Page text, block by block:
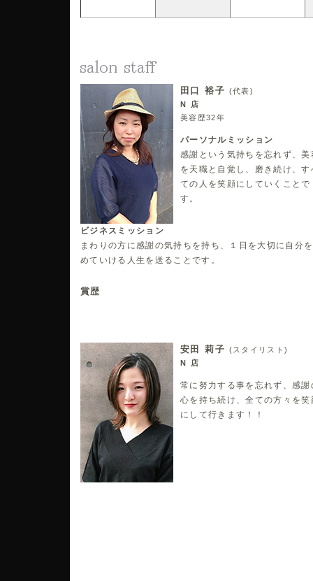
田口 裕子 (代表)
N 店
美容歴32年
パーソナルミッション
感謝という気持ちを忘れず、美
を天職と自覚し、磨き続け、す
ての人を笑顔にしていくことで
す。
ビジネスミッション
まわりの方に感謝の気持ちを持ち、１日を大切に自分
めていける人生を送ることです。
賞歴
ロングアップ優勝
洋装ブライダル優勝
全日本選手権洋装ブライダル３位
アジア大会メイク＆アップグランプリ
世界大会メイク＆アップ４位
三都杯メイク＆カット最優秀メイク賞
KHAファイナリスト(９８‘９９’)
安田 莉子 (スタイリスト)
N 店
常に努力する事を忘れず、感謝
心を持ち続け、全ての方々を笑
にして行きます！！